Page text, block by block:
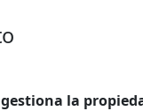
la